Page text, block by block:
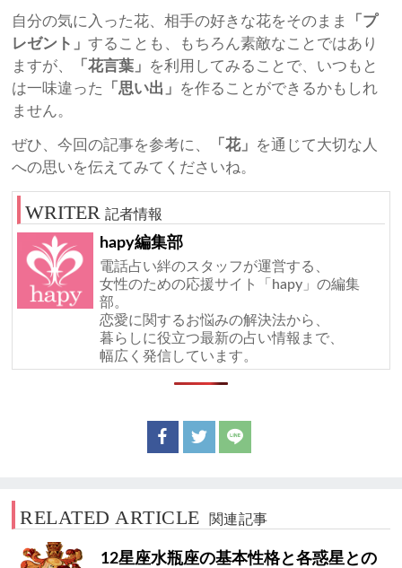
自分の気に入った花、相手の好きな花をそのまま
「プ
レゼント」することも、もちろん素敵なことではあり
ますが、
「花言葉」 を利用してみることで、いつもと
は一味違った
「思い出」 を作ることができるかもしれ
ません。
ぜひ、今回の記事を参考に、 「花」 を通じて大切な人
への思いを伝えてみてくださいね。
記者情報
hapy編集部
電話占い絆のスタッフが運営する、
女性のための応援サイト「hapy」の編集
部。
恋愛に関するお悩みの解決法から、
暮らしに役立つ最新の占い情報まで、
幅広く発信しています。
RELATED ARTICLE 関連記事
12星座水瓶座の基本性格と各惑星との